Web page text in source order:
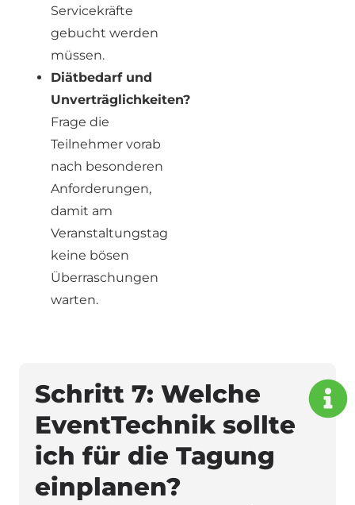
Servicekräfte
gebucht werden
müssen.
Diätbedarf und
Unverträglichkeiten?
Frage die
Teilnehmer vorab
nach besonderen
Anforderungen,
damit am
Veranstaltungstag
keine bösen
Überraschungen
warten.
Schritt 7: Welche
EventTechnik sollte
ich für die Tagung
einplanen?